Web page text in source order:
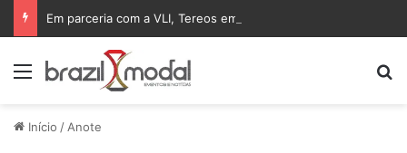
Menu
Início /Anote